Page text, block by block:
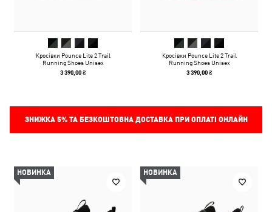
Кросівки Pounce Lite 2 Trail
Running Shoes Unisex
3 390,00 ₴
Кросівки Pounce Lite 2 Trail
Running Shoes Unisex
3 390,00 ₴
ЗНИЖКА 5%ТА БЕЗКОШТОВНА ДОСТАВКА ПРИ ОПЛАТІ ОНЛАЙН
НОВИНКА НОВИНКА